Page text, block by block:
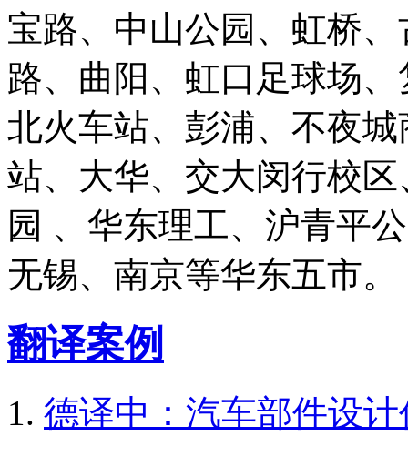
宝路、中山公园、虹桥
路、曲阳、虹口足球场
北火车站、彭浦、不夜
站、大华、交大闵行校
园 、华东理工、沪青平
无锡、南京等华东五市。
翻译案例
德译中：汽车部件设